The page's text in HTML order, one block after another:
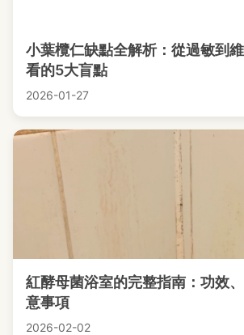
小葉欖仁缺點全解析：從過敏到
看的5大盲點
2026-01-27
紅酵母菌浴室的完整指南：功效
意事項
2026-02-02